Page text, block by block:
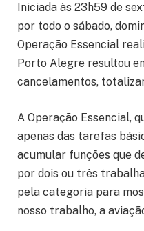
Iniciada às 23h59 de
por todo o sábado,
Operação Essencial
Porto Alegre resultou
cancelamentos,
A Operação Essencial,
apenas das tarefas
acumular funções que
por dois ou três
pela categoria para
nosso trabalho, a